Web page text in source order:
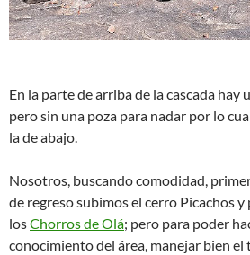
En la parte de arriba de la cascada hay
pero sin una poza para nadar por lo
la de abajo.
Nosotros, buscando comodidad,
de regreso subimos el cerro Picachos
losChorros de Olá; pero para poder
conocimiento del área, manejar bien